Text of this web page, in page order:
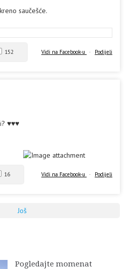
saučešće.
Vidi na Facebook-u · Podijeli
152
♥️♥️♥️
Vidi na Facebook-u · Podijeli
16
Još
Pogledajte momenat